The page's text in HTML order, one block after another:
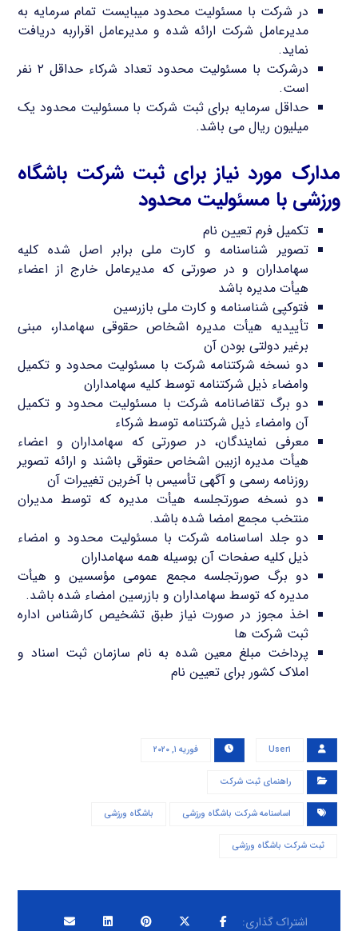
در شرکت با مسئولیت محدود میبایست تمام سرمایه به
مدیرعامل شرکت ارائه شده و مدیرعامل اقراربه دریافت
نماید.
درشرکت با مسئولیت محدود تعداد شرکاء حداقل ۲ نفر
است.
حداقل سرمایه برای ثبت شرکت با مسئولیت محدود یک
میلیون ریال می باشد.
مدارک مورد نیاز برای ثبت شرکت باشگاه
ورزشی با مسئولیت محدود
تکمیل فرم تعیین نام
تصویر شناسنامه و کارت ملی برابر اصل شده کلیه
سهامداران و در صورتی که مدیرعامل خارج از اعضاء
هیأت مدیره باشد
فتوکپی شناسنامه و کارت ملی بازرسین
تأییدیه هیأت مدیره اشخاص حقوقی سهامدار، مبنی
برغیر دولتی بودن آن
دو نسخه شرکتنامه شرکت با مسئولیت محدود و تکمیل
وامضاء ذیل شرکتنامه توسط کلیه سهامداران
دو برگ تقاضانامه شرکت با مسئولیت محدود و تکمیل
آن وامضاء ذیل شرکتنامه توسط شرکاء
معرفی نمایندگان، در صورتی که سهامداران و اعضاء
هیأت مدیره ازبین اشخاص حقوقی باشند و ارائه تصویر
روزنامه رسمی و آگهی تأسیس با آخرین تغییرات آن
دو نسخه صورتجلسه هیأت مدیره که توسط مدیران
منتخب مجمع امضا شده باشد.
دو جلد اساسنامه شرکت با مسئولیت محدود و امضاء
ذیل کلیه صفحات آن بوسیله همه سهامداران
دو برگ صورتجلسه مجمع عمومی مؤسسین و هیأت
مدیره که توسط سهامداران و بازرسین امضاء شده باشد.
اخذ مجوز در صورت نیاز طبق تشخیص کارشناس اداره
ثبت شرکت ها
پرداخت مبلغ معین شده به نام سازمان ثبت اسناد و
املاک کشور برای تعیین نام
User۱ فوریه ۱, ۲۰۲۰
راهنمای ثبت شرکت
اساسنامه شرکت باشگاه ورزشی باشگاه ورزشی
ثبت شرکت باشگاه ورزشی